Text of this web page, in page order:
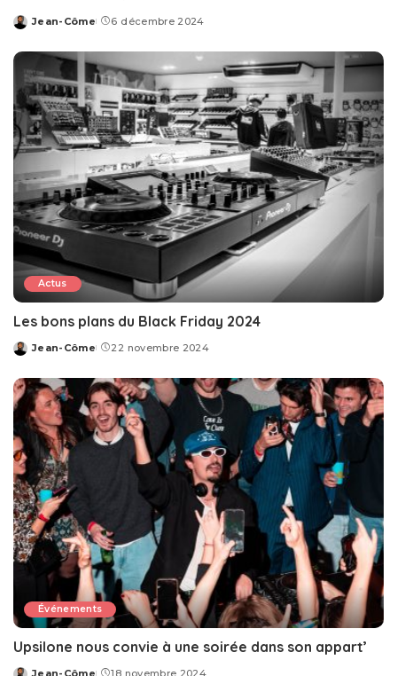
Posted
Jean-Côme 6 décembre 2024
Actus
Les bons plans du Black Friday 2024
Posted
Jean-Côme 22 novembre 2024
Événements
Upsilone nous convie à une soirée dans son appart’